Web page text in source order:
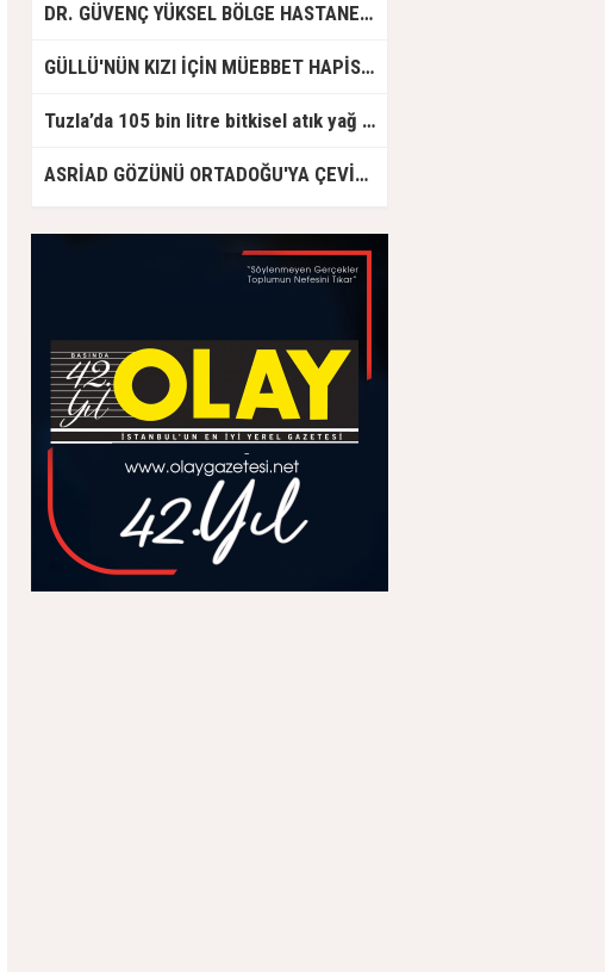
DR. GÜVENÇ YÜKSEL BÖLGE HASTANESİ'NDE ÇALIŞMAYA BAŞLADI
GÜLLÜ'NÜN KIZI İÇİN MÜEBBET HAPİS CEZASI İSTENDİ!
Tuzla’da 105 bin litre bitkisel atık yağ toplandı
ASRİAD GÖZÜNÜ ORTADOĞU'YA ÇEVİRDİ